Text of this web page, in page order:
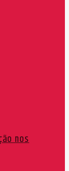
nos